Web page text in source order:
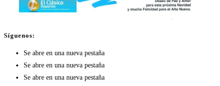
Síguenos:
Se abre en una nueva pestaña
Se abre en una nueva pestaña
Se abre en una nueva pestaña